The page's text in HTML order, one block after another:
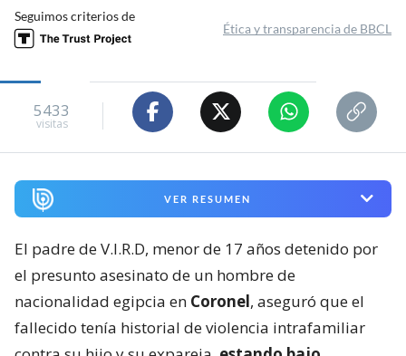
Seguimos criterios de
Ética y transparencia de BBCL
5433
visitas
VER RESUMEN
El padre de V.I.R.D, menor de 17 años detenido por
el presunto asesinato de un hombre de
nacionalidad egipcia en Coronel, aseguró que el
fallecido tenía historial de violencia intrafamiliar